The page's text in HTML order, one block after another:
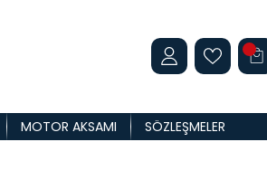
MOTOR AKSAMI SÖZLEŞMELER